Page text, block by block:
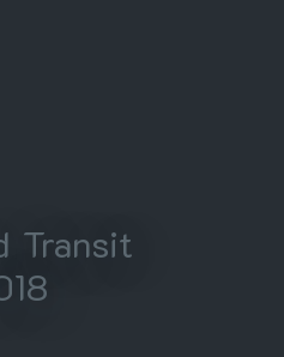
Transit